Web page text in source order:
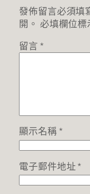
發佈留言必須填
開。 必填欄位標
留言 *
顯示名稱 *
電子郵件地址*